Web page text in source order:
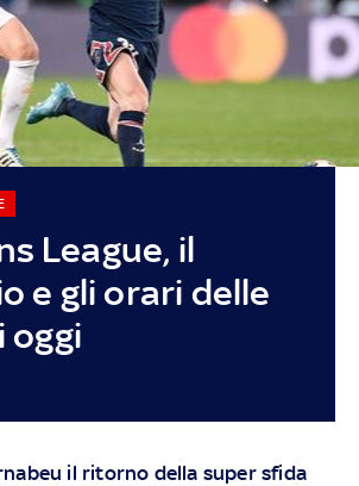
League, il
e gli orari delle
il ritorno della super sfida